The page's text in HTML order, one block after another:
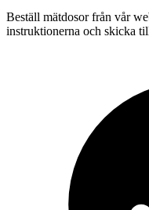
Beställ mätdosor från vår
instruktionerna och skicka